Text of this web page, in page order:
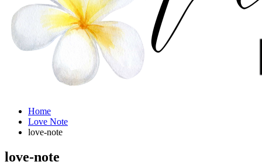
Home
Love Note
love-note
love-note